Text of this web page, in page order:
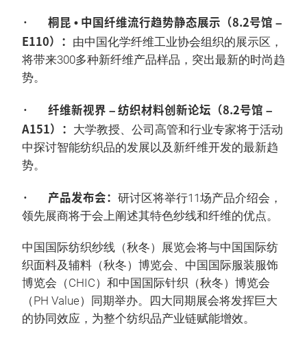
· 桐昆 • 中国纤维流行趋势静态展示（8.2号馆 –
E110）：
由中国化学纤维工业协会组织的展示区，
将带来300多种新纤维产品样品，突出最新的时尚趋
势。
· 纤维新视界 – 纺织材料创新论坛（8.2号馆 –
A151）：
大学教授、公司高管和行业专家将于活动
中探讨智能纺织品的发展以及新纤维开发的最新趋
势。
· 产品发布会： 研讨区将举行11场产品介绍会，
领先展商将于会上阐述其特色纱线和纤维的优点。
中国国际纺织纱线（秋冬）展览会将与中国国际纺
织面料及辅料（秋冬）博览会、中国国际服装服饰
博览会（CHIC）和中国国际针织（秋冬）博览会
（PH Value）同期举办。四大同期展会将发挥巨大
的协同效应，为整个纺织品产业链赋能增效。